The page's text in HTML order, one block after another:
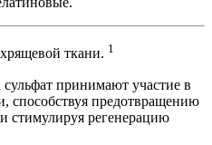
ткани. 1
принимают участие в
способствуя предотвращению
стимулируя регенерацию